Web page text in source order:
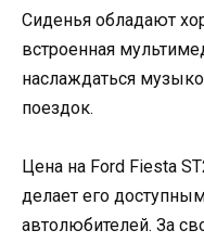
Сиденья обладают
встроенная
наслаждаться
поездок.
Цена на Ford Fiesta
делает его
автолюбителей. За